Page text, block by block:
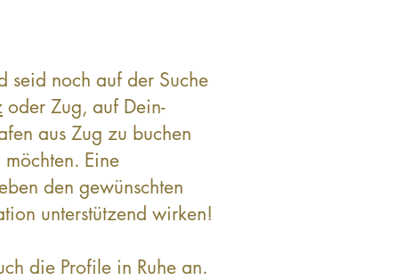
seid noch auf der Suche
oder Zug, auf Dein-
aus Zug zu buchen
Eine
den gewünschten
unterstützend wirken!
die Profile in Ruhe an.